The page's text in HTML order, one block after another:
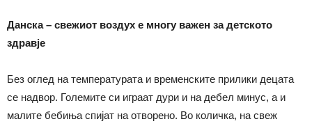
Данска – свежиот воздух е многу важен за детското
здравје
Без оглед на температурата и временските прилики децата
се надвор. Големите си играат дури и на дебел минус, а и
малите бебиња спијат на отворено. Во количка, на свеж